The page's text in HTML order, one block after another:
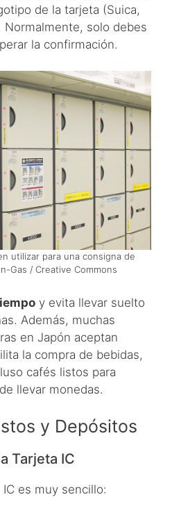
de la tarjeta (Suica,
Normalmente, solo debes
la confirmación.
utilizar para una consigna de
Gas / Creative Commons
y evita llevar suelto
Además, muchas
en Japón aceptan
la compra de bebidas,
cafés listos para
llevar monedas.
y Depósitos
Tarjeta IC
es muy sencillo: